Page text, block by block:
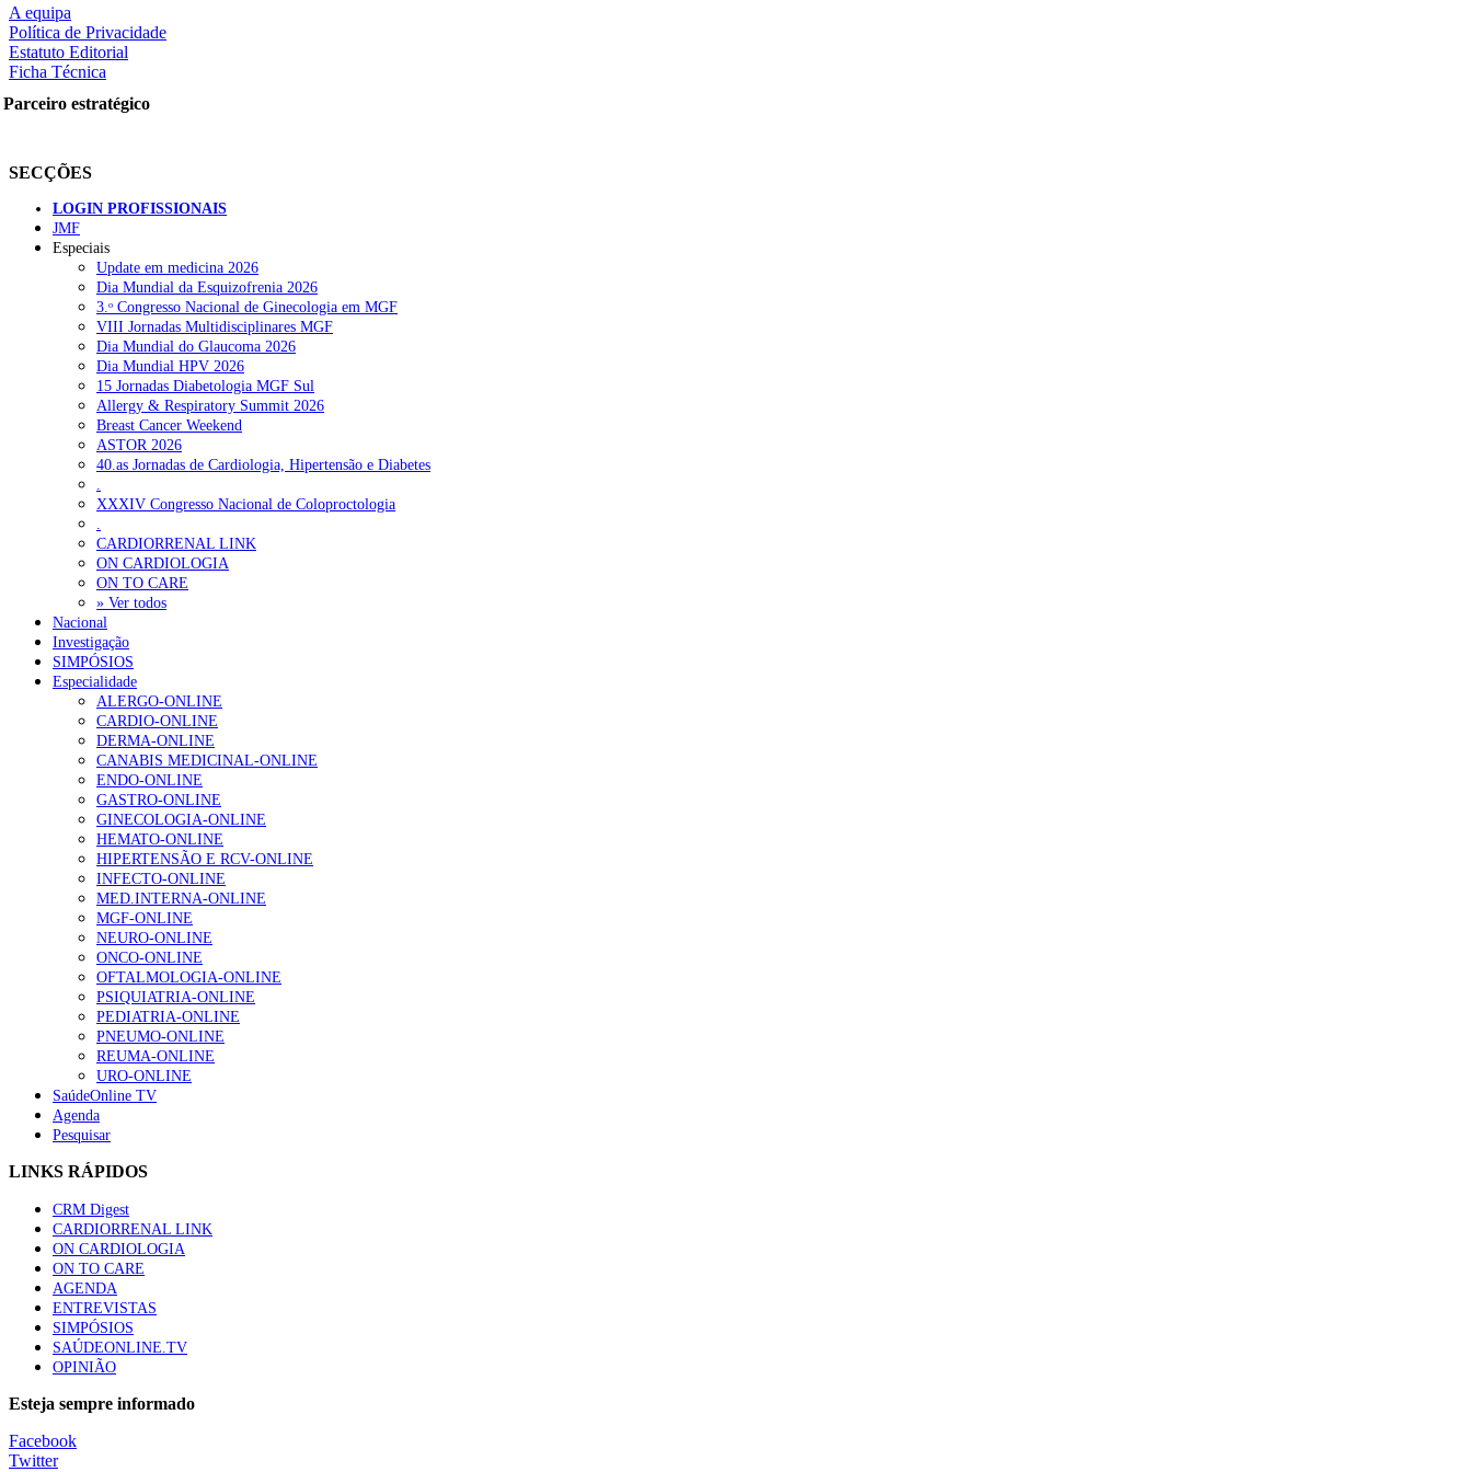
nas redes sociais:
RECENTES
Plataforma criada por estudantes apoia famílias após diagnóstico de demência
ULS Alto Alentejo e IPO de Lisboa reforçam cooperação em Oncologia, formação e investigação
Montenegro defende gestão pública ou privada para garantir médicos de família
Governo admite cobrar taxas a utentes que recusem vaga em cuidados continuados
Estudo aponta potencial da casca de maracujá-roxo no controlo da inflamação da asma
MAIS LIDAS
Enfermagem Forense. “Da urgência ao tribunal, cada gesto conta e cada profissional faz a diferença”
202 visualizações
Alguns milhares de utentes podem ficar sem médico de família com nova regras do registo, alerta associação
167 visualizações
Quase quatro em cada dez doentes com enfarte apresentavam níveis elevados de Lp(a), revela estudo
84 visualizações
Trodelvy aprovado para primeira linha no cancro da mama triplo negativo metastático em doentes não elegíveis para inibidores PD-(L)1
58 visualizações
1.º Episódio do Podcast “Frequência Cardio – Sintoniza-te na Insuficiência Cardíaca” da Bayer
58 visualizações
Canábis medicinal e saúde mental
53 visualizações
MAIS NOTÍCIAS
Plataforma criada por estudantes apoia famílias após diagnóstico de demência
A equipa
Política de Privacidade
Estatuto Editorial
Ficha Técnica
Parceiro estratégico
SECÇÕES
LOGIN PROFISSIONAIS
JMF
Especiais
Update em medicina 2026
Dia Mundial da Esquizofrenia 2026
3.ᵒ Congresso Nacional de Ginecologia em MGF
VIII Jornadas Multidisciplinares MGF
Dia Mundial do Glaucoma 2026
Dia Mundial HPV 2026
15 Jornadas Diabetologia MGF Sul
Allergy & Respiratory Summit 2026
Breast Cancer Weekend
ASTOR 2026
40.as Jornadas de Cardiologia, Hipertensão e Diabetes
.
XXXIV Congresso Nacional de Coloproctologia
.
CARDIORRENAL LINK
ON CARDIOLOGIA
ON TO CARE
» Ver todos
Nacional
Investigação
SIMPÓSIOS
Especialidade
ALERGO-ONLINE
CARDIO-ONLINE
DERMA-ONLINE
CANABIS MEDICINAL-ONLINE
ENDO-ONLINE
GASTRO-ONLINE
GINECOLOGIA-ONLINE
HEMATO-ONLINE
HIPERTENSÃO E RCV-ONLINE
INFECTO-ONLINE
MED.INTERNA-ONLINE
MGF-ONLINE
NEURO-ONLINE
ONCO-ONLINE
OFTALMOLOGIA-ONLINE
PSIQUIATRIA-ONLINE
PEDIATRIA-ONLINE
PNEUMO-ONLINE
REUMA-ONLINE
URO-ONLINE
SaúdeOnline TV
Agenda
Pesquisar
LINKS RÁPIDOS
CRM Digest
CARDIORRENAL LINK
ON CARDIOLOGIA
ON TO CARE
AGENDA
ENTREVISTAS
SIMPÓSIOS
SAÚDEONLINE.TV
OPINIÃO
Esteja sempre informado
Facebook
Twitter